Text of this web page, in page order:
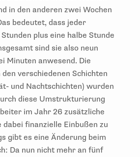
in den anderen zwei Wochen
bedeutet, dass jeder
plus eine halbe Stunde
sind sie also neun
Minuten anwesend. Die
verschiedenen Schichten
und Nachtschichten) wurden
diese Umstrukturierung
im Jahr 26 zusätzliche
dabei finanzielle Einbußen zu
gibt es eine Änderung beim
Da nun nicht mehr an fünf